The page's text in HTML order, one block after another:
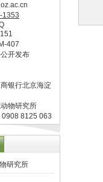
1353
407
开发布
银行北京海淀
物研究所
8125 063
研究所